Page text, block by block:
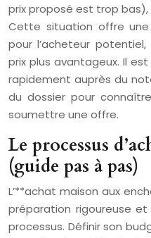
prix proposé est trop bas),
Cette situation offre
pour l’acheteur
prix plus avantageux. Il
rapidement auprès du
du dossier pour
soumettre une offre.
Le processus
(guide pas à pas)
L’**achat maison aux
préparation rigoureuse
processus. Définir son